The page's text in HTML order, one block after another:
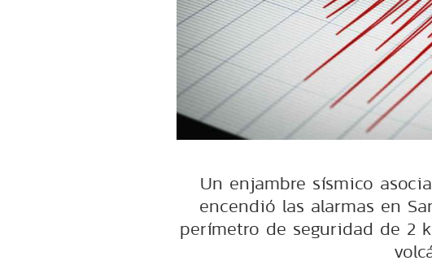
Un enjambre sísmico
encendió las alarmas en
perímetro de seguridad de 2